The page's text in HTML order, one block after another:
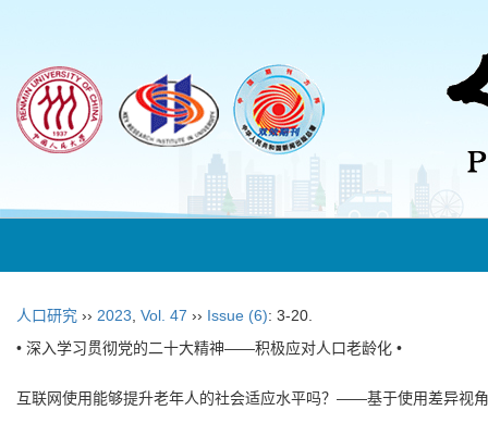
人口研究 ›› 2023 Vol. 47 ›› Issue (6): 3-20.
• 深入学习贯彻党的二十大精神——积极应对人口老龄化 •
互联网使用能够提升老年人的社会适应水平吗？——基于使用差异视